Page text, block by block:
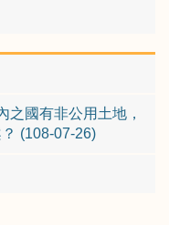
之國有非公用土地，
(108-07-26)